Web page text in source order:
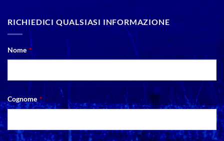
RICHIEDICI QUALSIASI INFORMAZIONE
Contact
Email *
Nome *
Cognome *